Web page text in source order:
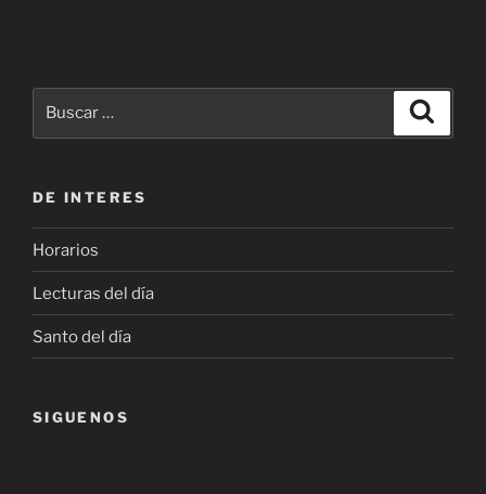
DE INTERES
Horarios
Lecturas del día
Santo del día
SIGUENOS